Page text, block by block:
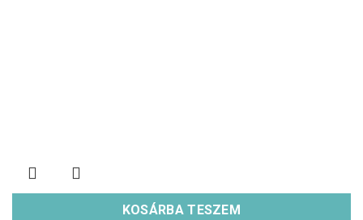
KOSÁRBA TESZEM